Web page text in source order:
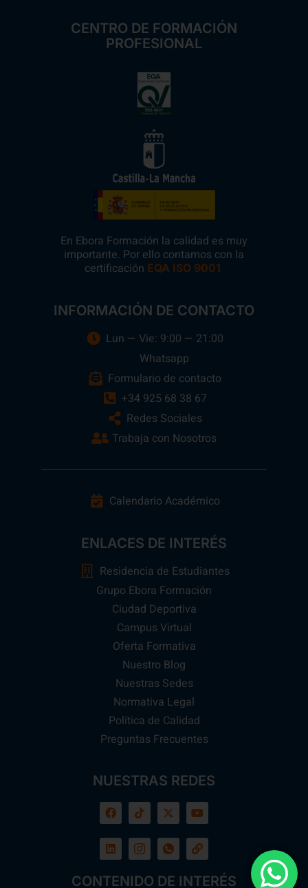
CENTRO DE FORMACIÓN
PROFESIONAL
En Ebora Formación la calidad es muy
importante. Por ello contamos con la
certificación EQA ISO 9001
INFORMACIÓN DE CONTACTO
Lun — Vie: 9:00 — 21:00
Whatsapp
Formulario de contacto
+34 925 68 38 67
Redes Sociales
Trabaja con Nosotros
Calendario Académico
ENLACES DE INTERÉS
Residencia de Estudiantes
Grupo Ebora Formación
Ciudad Deportiva
Campus Virtual
Oferta Formativa
Nuestro Blog
Nuestras Sedes
Normativa Legal
Política de Calidad
Preguntas Frecuentes
NUESTRAS REDES
CONTENIDO DE INTERÉS